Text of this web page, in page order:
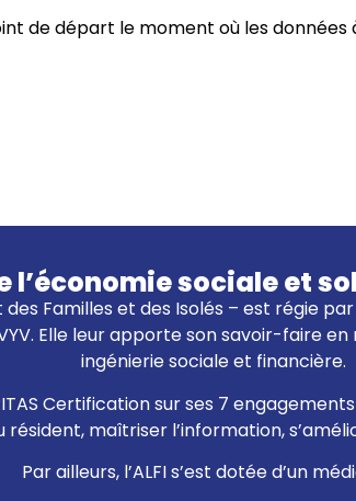
de départ le moment où les
l’économie sociale et
des Familles et des Isolés – est régie
Elle leur apporte son savoir-faire
ingénierie sociale et financière.
Certification sur ses 7
maîtriser l’information,
Par ailleurs, l’ALFI s’est dotée d’un